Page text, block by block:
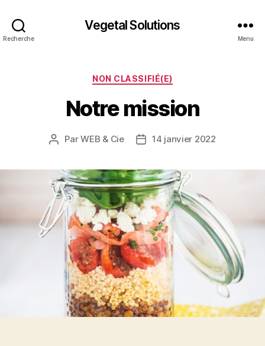
Recherche
Vegetal Solutions
Menu
Catégories
NON CLASSIFIÉ(E)
Notre mission
Auteur
ParWEB & Cie
Date14 janvier 2022